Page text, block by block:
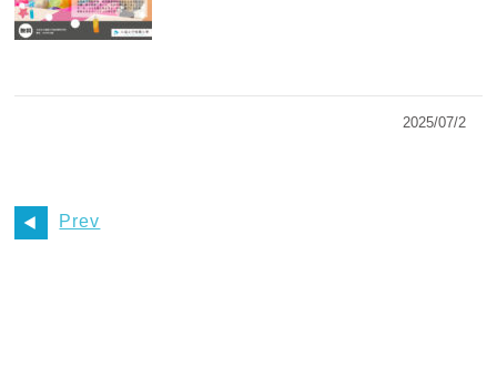
2025/07/2
Prev